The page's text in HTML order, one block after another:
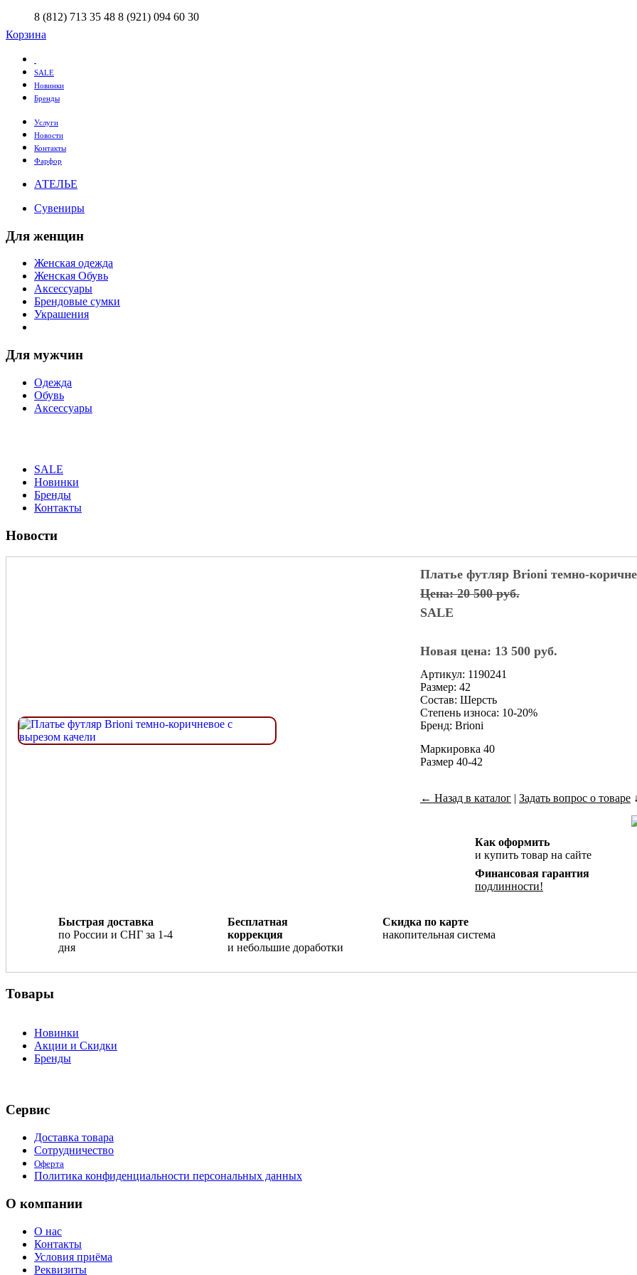
8 (812) 713 35 48 8 (921) 094 60 30
Корзина
SALE
Новинки
Бренды
Услуги
Новости
Контакты
Фарфор
АТЕЛЬЕ
Сувениры
Для женщин
Женская одежда
Женская Обувь
Аксессуары
Брендовые сумки
Украшения
Для мужчин
Одежда
Обувь
Аксессуары
SALE
Новинки
Бренды
Контакты
Новости
Платье футляр Brioni темно-
Цена: 20 500 руб.
SALE
Новая цена: 13 500 руб.
Артикул: 1190241
Размер: 42
Состав: Шерсть
Степень износа: 10-20%
Бренд: Brioni
Маркировка 40
Размер 40-42
← Назад в каталог | Задать вопрос о товаре
Как оформить
и купить товар на сайте
Финансовая гарантия
подлинности!
Быстрая доставка
по России и СНГ за 1-4
дня
Бесплатная
коррекция
и небольшие доработки
Скидка по карте
накопительная система
Товары
Новинки
Акции и Скидки
Бренды
Сервис
Доставка товара
Сотрудничество
Оферта
Политика конфиденциальности персональных данных
О компании
О нас
Контакты
Условия приёма
Реквизиты